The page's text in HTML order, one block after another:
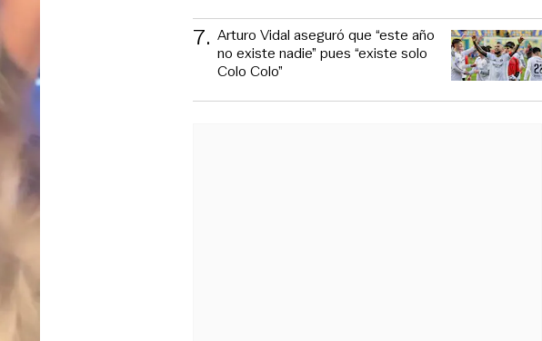
7. Arturo Vidal aseguró que “este año
no existe nadie” pues “existe solo
Colo Colo”